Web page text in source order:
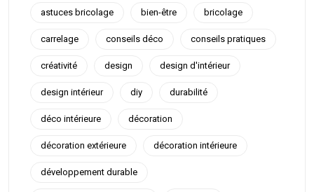
astuces bricolage bien-être bricolage
carrelage conseils déco conseils pratiques
créativité design design d'intérieur
design intérieur diy durabilité
déco intérieure décoration
décoration extérieure décoration intérieure
développement durable